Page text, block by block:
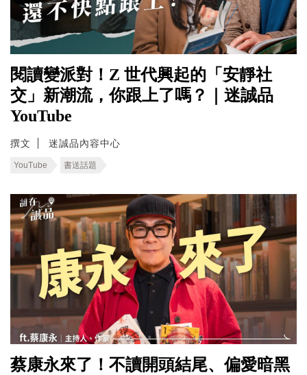
閱讀變派對！Z 世代興起的「安靜社
交」新潮流，你跟上了嗎？｜迷誠品
YouTube
撰文 迷誠品內容中心
YouTube 書送話題
蔡康永來了！不讀開頭結尾、偏愛暗黑